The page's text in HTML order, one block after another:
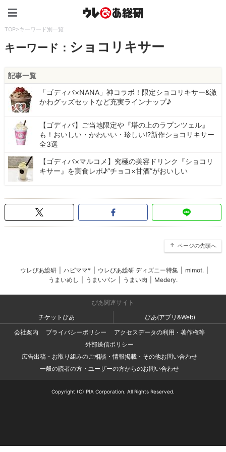
TOP>キーワード別一覧
キーワード： ショコリキサー
記事一覧
「ゴディバ×NANA」神コラボ！限定ショコリキサー&激
かわグッズセットなど充実ラインナップ♪
【ゴディバ】ご当地限定や『塔の上のラプンツェル』
も！おいしい・かわいい・珍しい!?新作ショコリキサー
全3選
【ゴディバ×マルコメ】究極の美容ドリンク『ショコリ
キサー』を実食レポ♪“チョコ×甘酒”がおいしい
ページの先頭へ
ウレぴあ総研 ハピママ* ウレぴあ総研 ディズニー特集 mimot.
うまいめし
うまいパン うまい肉 Medery.
ぴあ関連サイト
チケットぴあ
ぴあ(アプリ&Web)
会社案内
プライバシーポリシー
アクセスデータの利用・著作権等
外部送信ポリシー
広告出稿・お取り組みのご相談・情報掲載・その他お問い合わせ
一般の読者の方・ユーザーの方からのお問い合わせ
Copyright (C) PIA Corporation. All Rights Reserved.